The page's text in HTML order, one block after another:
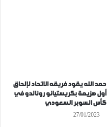
حمد الله يقود فريقه الاتحاد لإلحاق
أول هزيمة بكريستيانو رونالدو في
كأس السوبر السعودي
27/01/2023